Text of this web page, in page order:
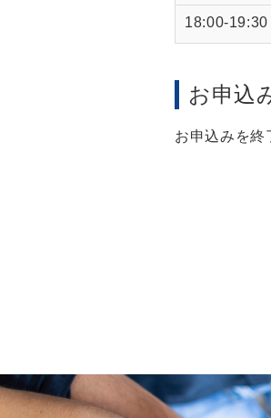
18:00-19:30
お申込
お申込みを終